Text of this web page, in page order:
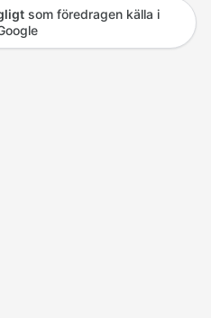
som föredragen källa i